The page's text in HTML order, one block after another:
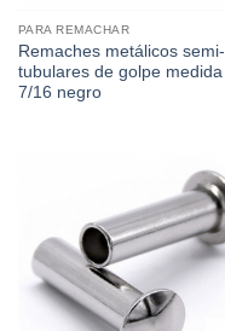
PARA REMACHAR
Remaches metálicos semi-
tubulares de golpe medida
7/16 negro